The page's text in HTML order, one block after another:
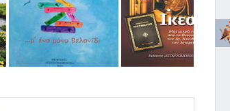
ΡΑΔΙΟΦΩΝΙΚΕΣ ΕΚΠΟΜΠΕΣ
ΒΙΝΤΕΟ